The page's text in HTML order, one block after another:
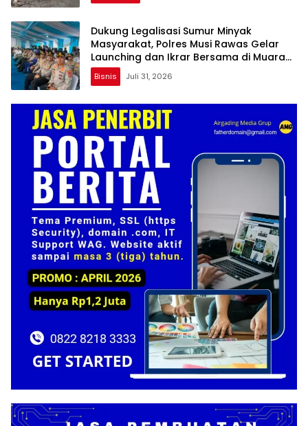
Dukung Legalisasi Sumur Minyak
Masyarakat, Polres Musi Rawas Gelar
Launching dan Ikrar Bersama di Muara
Lakitan
Bisnis Juli 31, 2026